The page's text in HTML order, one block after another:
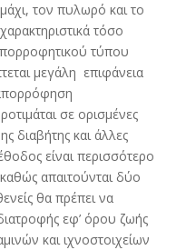
τον πυλωρό και το
τόσο
τύπου
μεγάλη επιφάνεια
σε ορισμένες
διαβήτης και άλλες
είναι περισσότερο
απαιτούνται δύο
θα πρέπει να
εφ’ όρου ζωής
και ιχνοστοιχείων